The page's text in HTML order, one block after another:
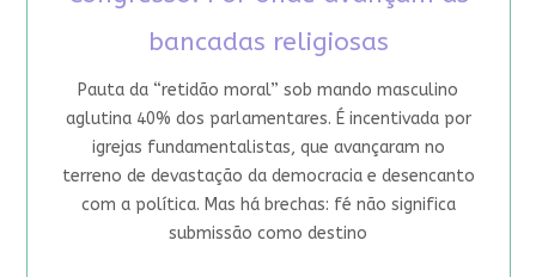
bancadas religiosas
Pauta da “retidão moral” sob mando masculino
aglutina 40% dos parlamentares. É incentivada por
igrejas fundamentalistas, que avançaram no
terreno de devastação da democracia e desencanto
com a política. Mas há brechas: fé não significa
submissão como destino